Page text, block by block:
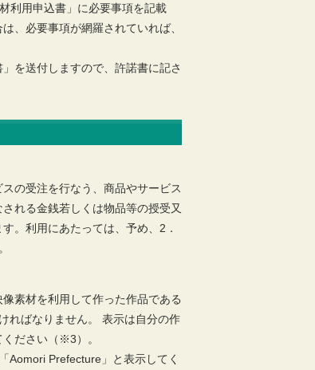
利用申込書」に必要事項を記載
、必要事項が網羅されていれば、
を送付しますので、許諾書に記さ
の受注を行なう、商品やサービス
れる金銭若しくは物品等の授受又
。利用にあたっては、予め、2．
素材を利用して作った作品である
ればなりません。 表示は自分の作
ださい（※3）。
Aomori Prefecture」と表示してく